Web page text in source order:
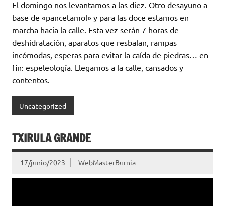
El domingo nos levantamos a las diez. Otro desayuno a
base de «pancetamol» y para las doce estamos en
marcha hacia la calle. Esta vez serán 7 horas de
deshidratación, aparatos que resbalan, rampas
incómodas, esperas para evitar la caída de piedras… en
fin: espeleología. Llegamos a la calle, cansados y
contentos.
Uncategorized
TXIRULA GRANDE
17/junio/2023 WebMasterBurnia